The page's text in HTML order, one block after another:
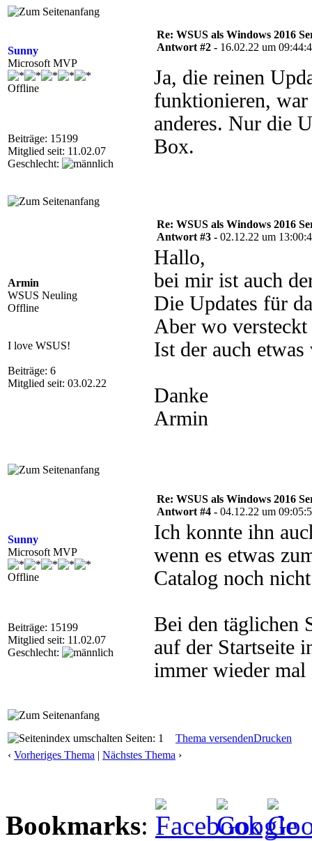
Sunny
Microsoft MVP
Offline
Beiträge: 15199
Mitglied seit: 11.02.07
Geschlecht:
Re: WSUS als Windows 2016
Antwort #2 - 16.02.22 um
Ja, die reinen
funktionieren,
anderes. Nur die
Box.
Armin
WSUS Neuling
Offline
I love WSUS!
Beiträge: 6
Mitglied seit: 03.02.22
Re: WSUS als Windows 2016
Antwort #3 - 02.12.22 um
Hallo,
bei mir ist auch
Die Updates für
Aber wo
Ist der auch
Danke
Armin
Sunny
Microsoft MVP
Offline
Beiträge: 15199
Mitglied seit: 11.02.07
Geschlecht:
Re: WSUS als Windows 2016
Antwort #4 - 04.12.22 um
Ich konnte ihn
wenn es etwas
Catalog noch
Bei den täglichen
auf der Startseite
immer wieder mal
Seiten: 1 Thema versendenDrucken
‹ Vorheriges Thema | Nächstes Thema ›
Bookmarks: